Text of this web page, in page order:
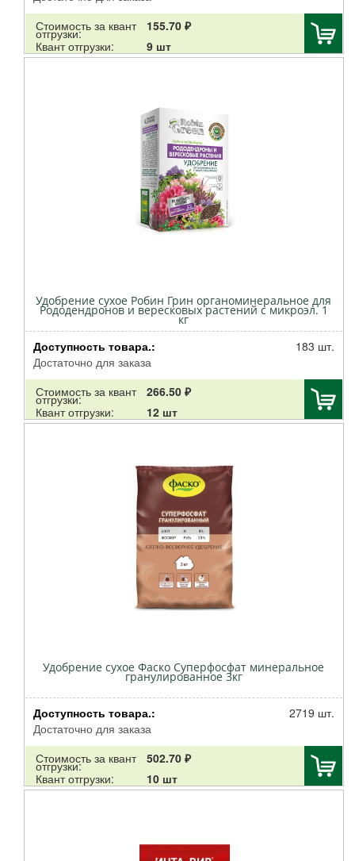
MILTON
Баркинвуд
Альтернатива
Ярмарка Тверь
Файбер Фэмили
Ортон
Эра
Грин Эпл
Доктор Робик
Добрая сила
Салина Трейд
СуперГриль
Шашлык-машлык
НУТРИТЕХ МИНИ
Зри в корень
Fiskars
GREEN BELT
Дарит
БХЗ
Стоимость за квант
отгрузки:
155.70 ₽
Квант отгрузки:
9 шт
Удобрение сухое Робин Грин органоминеральное для
Рододендронов и вересковых растений с микроэл. 1
кг
Доступность товара.:
Достаточно для заказа
183 шт.
Стоимость за квант
отгрузки:
266.50 ₽
Квант отгрузки:
12 шт
Удобрение сухое Фаско Суперфосфат минеральное
гранулированное 3кг
Доступность товара.:
Достаточно для заказа
2719 шт.
Стоимость за квант
отгрузки:
502.70 ₽
Квант отгрузки:
10 шт